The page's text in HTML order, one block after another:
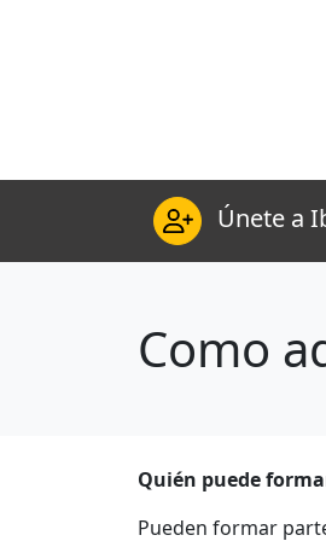
Únete a
Como
Quién puede
Pueden formar